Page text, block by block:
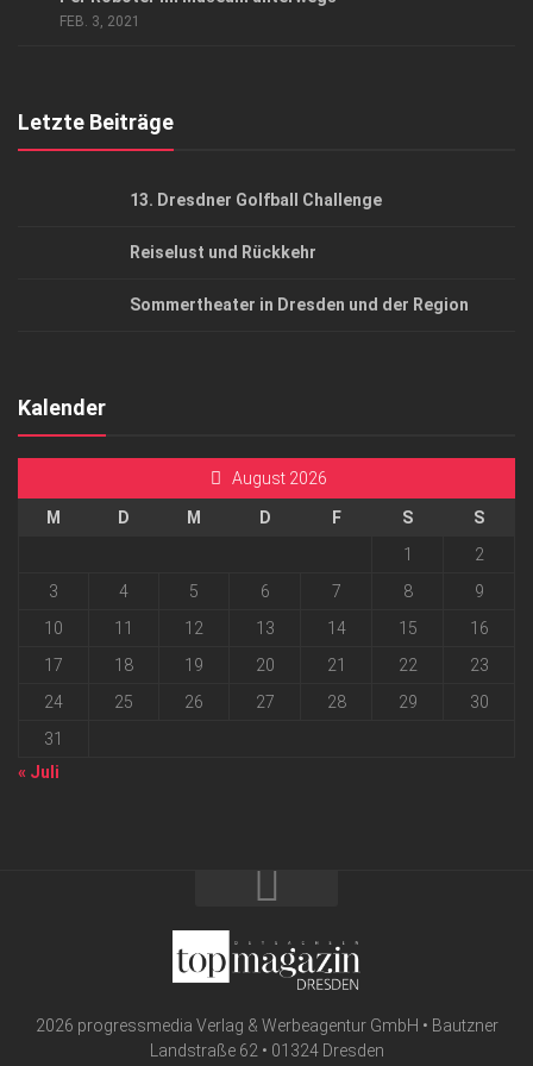
FEB. 3, 2021
Letzte Beiträge
13. Dresdner Golfball Challenge
Reiselust und Rückkehr
Sommertheater in Dresden und der Region
Kalender
August 2026
M D M D F S
S
1
2
3
4 5 6 7 8
9
10
11 12 13 14 15
16
17
18 19 20 21 22
23
24
25 26 27 28 29
30
31
« Juli
2026 progressmedia Verlag & Werbeagentur GmbH • Bautzner
Landstraße 62 • 01324 Dresden